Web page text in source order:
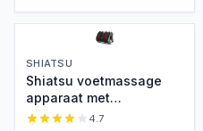
SHIATSU
Shiatsu voetmassage
apparaat met
luchtcompressie- voet &
4.7